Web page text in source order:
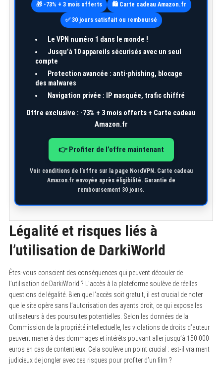
🎁 -73% + 3 mois offerts 🛍️ Carte cadeau Amazon.fr
✅ 30 jours satisfait ou remboursé
Le VPN numéro 1 dans le monde !
Jusqu’à 10 appareils sécurisés avec un seul
compte
Protection avancée : anti-phishing, blocage
des malwares
Navigation privée : IP masquée, trafic chiffré
Offre exclusive : -73% + 3 mois offerts + Carte cadeau
Amazon.fr
👉 Profiter de l’offre maintenant
Voir conditions de l’offre sur la page NordVPN. Carte cadeau
Amazon.fr envoyée après éligibilité. Garantie de
remboursement 30 jours.
Légalité et risques liés à
l’utilisation de DarkiWorld
Êtes-vous conscient des conséquences qui peuvent découler de
l’utilisation de DarkiWorld ? L’accès à la plateforme soulève de réelles
questions de légalité. Bien que l’accès soit gratuit, il est crucial de noter
que le site opère sans l’autorisation des ayants droit, ce qui expose les
utilisateurs à des poursuites potentielles. Selon les données de la
Commission de la propriété intellectuelle, les violations de droits d’auteur
peuvent mener à des dommages et intérêts pouvant aller jusqu’à 150 000
euros en cas de contentieux. Cela soulève un point crucial : est-il vraiment
judicieux de jongler avec ces risques pour profiter d’un film ?